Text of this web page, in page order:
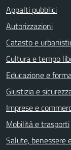
Appalti pubblici
Autorizzazioni
Catasto e
Cultura e tempo
Educazione e
Giustizia e
Imprese e
Mobilità e trasporti
Salute, benessere